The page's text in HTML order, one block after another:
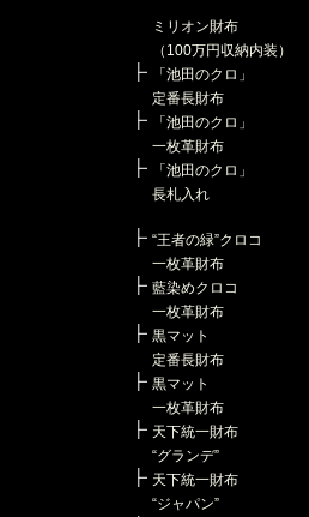
ミリオン財布
（100万円収納内装）
「池田のクロ」
定番長財布
「池田のクロ」
一枚革財布
「池田のクロ」
長札入れ
“王者の緑”クロコ
一枚革財布
藍染めクロコ
一枚革財布
黒マット
定番長財布
黒マット
一枚革財布
天下統一財布
“グランデ”
天下統一財布
“ジャパン”